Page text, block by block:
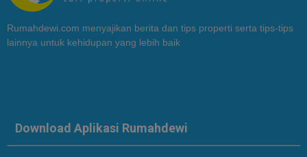
Rumahdewi.com menyajikan berita dan tips properti serta tips-tips
lainnya untuk kehidupan yang lebih baik
Download Aplikasi Rumahdewi